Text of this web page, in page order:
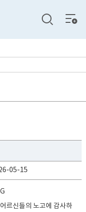
전체
메뉴
05-15
르신들의 노고에 감사하